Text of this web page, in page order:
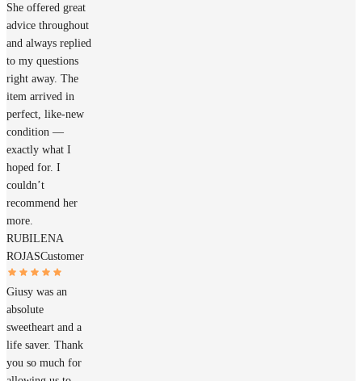
She offered great
advice throughout
and always replied
to my questions
right away. The
item arrived in
perfect, like‑new
condition —
exactly what I
hoped for. I
couldn’t
recommend her
more.
RUBILENA
ROJASCustomer
Giusy was an
absolute
sweetheart and a
life saver. Thank
you so much for